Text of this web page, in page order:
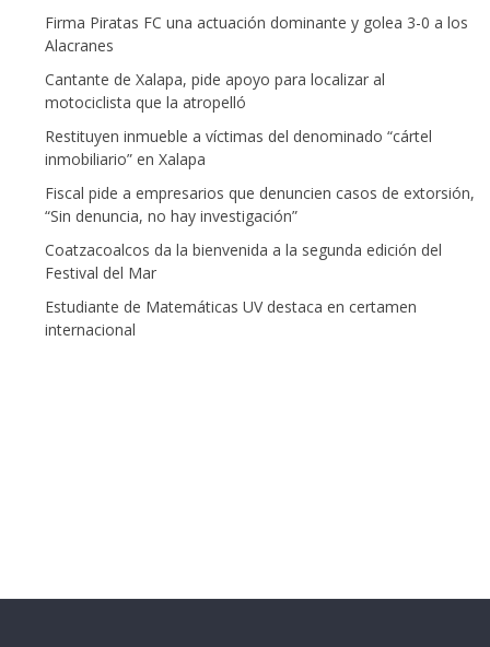
Firma Piratas FC una actuación dominante y golea 3-0 a los
Alacranes
Cantante de Xalapa, pide apoyo para localizar al
motociclista que la atropelló
Restituyen inmueble a víctimas del denominado “cártel
inmobiliario” en Xalapa
Fiscal pide a empresarios que denuncien casos de extorsión,
“Sin denuncia, no hay investigación”
Coatzacoalcos da la bienvenida a la segunda edición del
Festival del Mar
Estudiante de Matemáticas UV destaca en certamen
internacional